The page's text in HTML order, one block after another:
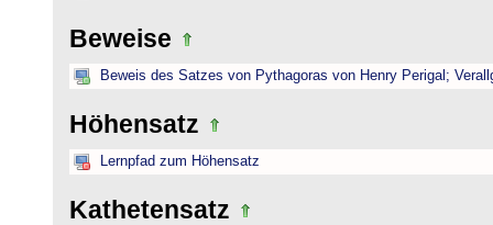
Beweise
Beweis des Satzes von Pythagoras von Henry Perigal;
Höhensatz
Lernpfad zum Höhensatz
Kathetensatz